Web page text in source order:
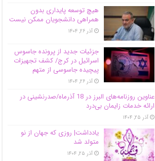
هیچ توسعه پایداری بدون
همراهی دانشجویان ممکن نیست
آذر ۲۶, ۱۴۰۴
جزئیات جدید از پرونده جاسوس
اسرائیل در کرج/‌ کشف تجهیزات
پیچیده جاسوسی از متهم
آذر ۲۶, ۱۴۰۴
عناوین روزنامه‌های البرز در ‌18 آذرماه/صدرنشینی در
ارائه خدمات زایمان بی‌درد
آذر ۲۵, ۱۴۰۴
یادداشت| روزی که جهان از نو
متولد شد
آذر ۲۵, ۱۴۰۴